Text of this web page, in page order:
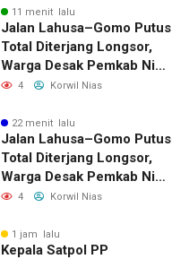
11 menit lalu
Jalan Lahusa–Gomo Putus
Total Diterjang Longsor,
Warga Desak Pemkab Nias
Selatan Bergerak Cepat
4 Korwil Nias
22 menit lalu
Jalan Lahusa–Gomo Putus
Total Diterjang Longsor,
Warga Desak Pemkab Nias
Selatan Bergerak Cepat
4 Korwil Nias
1 jam lalu
Kepala Satpol PP